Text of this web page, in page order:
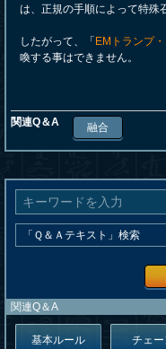
は、正規の手順によって特殊
したがって、「 EMトランプ
喚する事はできません。
関連Q＆A 融合
関連Q＆A
基本ルール チェー